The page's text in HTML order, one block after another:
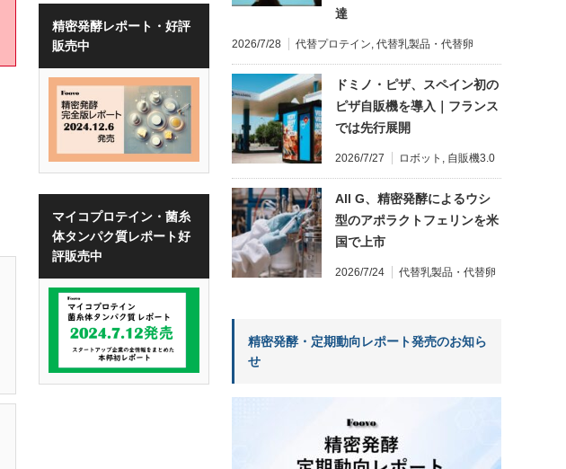
精密発酵レポート・好評
販売中
マイコプロテイン・菌糸
体タンパク質レポート好
評販売中
達
2026/7/28 代替プロテイン 代替乳製品・代替卵
ドミノ・ピザ、スペイン初の
ピザ自販機を導入｜フランス
では先行展開
2026/7/27 ロボット 自販機3.0
All G、精密発酵によるウシ
型のアポラクトフェリンを米
国で上市
2026/7/24 代替乳製品・代替卵
精密発酵・定期動向レポート発売のお知ら
せ